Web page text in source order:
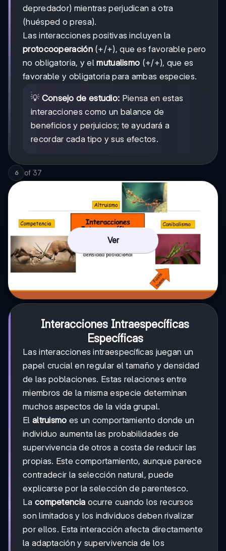
depredador) mientras perjudican a otra
(huésped o presa).
Las interacciones positivas incluyen la
protocooperación(+/+), que es favorable pero
no obligatoria, y elmutualismo (+/+), que es
favorable y obligatoria para ambas especies.
💡 Consejo de estudio: Piensa en estas
interacciones como un balance de
beneficios y perjuicios; te ayudará a
recordar cada tipo y sus efectos.
6 of 37
Ver
Interacciones Intraespecíficas
Específicas
Las interacciones intraespecíficas juegan un
papel crucial en regular el tamaño y densidad
de las poblaciones. Estas relaciones entre
miembros de la misma especie determinan
muchos aspectos de la vida grupal.
El altruismo es un comportamiento donde un
individuo aumenta las probabilidades de
supervivencia de otros a costa de reducir las
propias. Este comportamiento, aunque parece
contradecir la selección natural, puede
explicarse por la selección de parentesco.
La competencia ocurre cuando los recursos
son limitados y los individuos deben rivalizar
por ellos. Esta interacción afecta directamente
la adaptación y supervivencia de los